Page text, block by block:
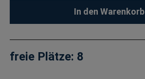
In den Warenkorb
freie Plätze: 8